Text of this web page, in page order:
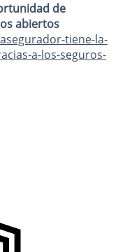
de
abiertos
tiene-la-
a-los-seguros-